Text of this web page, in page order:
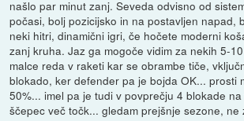
našlo par minut zanj. Seveda odvisno od
počasi, bolj pozicijsko in na postavljen napad,
neki hitri, dinamični igri, če hočete moderni
zanj kruha. Jaz ga mogoče vidim za nekih 5-
malce reda v raketi kar se obrambe tiče,
blokado, ker defender pa je bojda OK... prosti
50%... imel pa je tudi v povprečju 4 blokade
ščepec več točk... gledam prejšnje sezone, ne